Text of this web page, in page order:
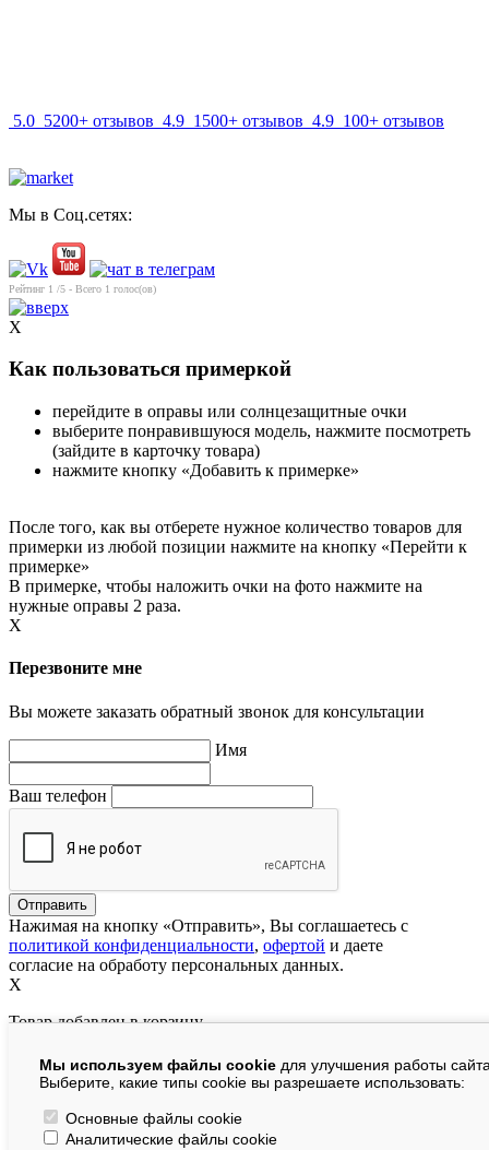
5.0 5200+ отзывов 4.9 1500+ отзывов 4.9 100+ отзывов
Мы в Соц.сетях:
Рейтинг 1 /5 - Всего 1 голос(ов)
Мы используем файлы cookie для улучшения работы
Выберите, какие типы cookie вы разрешаете использовать:
Основные файлы cookie
Аналитические файлы cookie
X
Как пользоваться примеркой
перейдите в оправы или солнцезащитные очки
выберите понравившуюся модель, нажмите посмотреть
(зайдите в карточку товара)
нажмите кнопку «Добавить к примерке»
После того, как вы отберете нужное количество товаров для
примерки из любой позиции нажмите на кнопку «Перейти к
примерке»
В примерке, чтобы наложить очки на фото нажмите на
нужные оправы 2 раза.
X
Перезвоните мне
Вы можете заказать обратный звонок для консультации
Имя
Ваш телефон
Нажимая на кнопку «Отправить», Вы соглашаетесь с
политикой конфиденциальности, офертой и даете
согласие на обработу персональных данных.
X
Товар добавлен в корзину
В корзине:шт.